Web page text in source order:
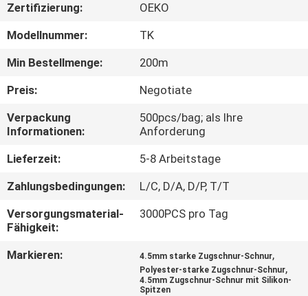
FABRIK-
AUSFLUG
QUALITÄTSKONTROLLE
TRETEN
SIE
MIT
IN
VERBINDUNG
Zertifizierung:
OEKO
Modellnummer:
TK
Min Bestellmenge:
200m
Preis:
Negotiate
Verpackung
Informationen:
500pcs/bag; als Ihre
Anforderung
Lieferzeit:
5-8 Arbeitstage
Zahlungsbedingungen:
L/C, D/A, D/P, T/T
Versorgungsmaterial-
Fähigkeit:
3000PCS pro Tag
Markieren: 4.5mm starke Zugschnur-Schnur,
Polyester-starke Zugschnur-Schnur,
4.5mm Zugschnur-Schnur mit Silikon-
Spitzen